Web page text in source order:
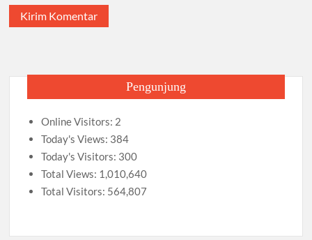
Pengunjung
Online Visitors: 2
Today's Views: 384
Today's Visitors: 300
Total Views: 1,010,640
Total Visitors: 564,807